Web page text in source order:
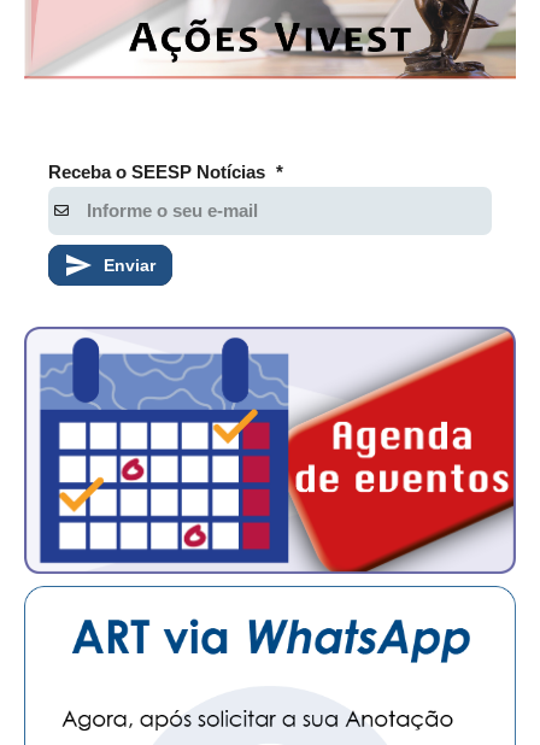
SEESP NOTÍCIAS
PUBLICAÇÕES
PUBLICIDADE
RELEASES
CONTATO
CADASTRO
ASSOCIE-SE
ATUALIZAÇÃO CADASTRAL
NÚCLEO JOVEM
Receba o SEESP Notícias *
Enviar